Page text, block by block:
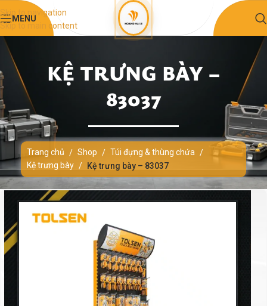
Skip to navigation
Skip to main content
MENU
KỆ TRƯNG BÀY –
83037
Trang chủ / Shop / Túi đựng & thùng chứa /
Kệ trưng bày / Kệ trưng bày – 83037